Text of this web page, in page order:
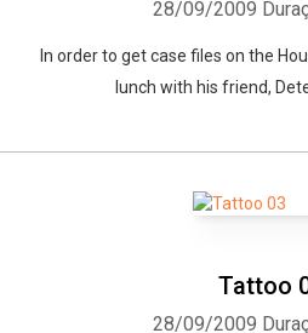
28/09/2009
In order to get case files on the
lunch with his friend,
Tattoo
28/09/2009